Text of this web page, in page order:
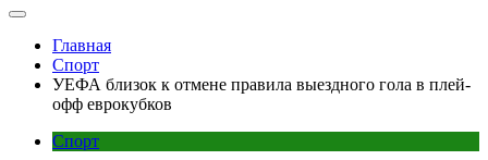
Главная
Спорт
УЕФА близок к отмене правила выездного гола в плей-
офф еврокубков
Спорт